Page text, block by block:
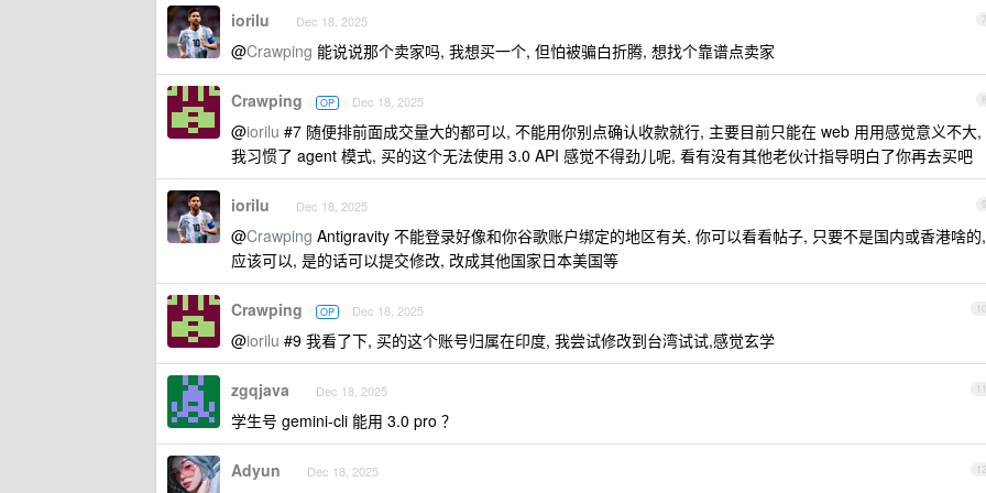
7
iorilu Dec 18, 2025
@Crawping 能说说那个卖家吗, 我想买一个, 但怕被骗白折腾, 想找个靠谱点卖家
8
Crawping OP Dec 18, 2025
@iorilu #7 随便排前面成交量大的都可以, 不能用你别点确认收款就行, 主要目前只能在 web 用用感觉意义不大,
我习惯了 agent 模式, 买的这个无法使用 3.0 API 感觉不得劲儿呢, 看有没有其他老伙计指导明白了你再去买吧
9
iorilu Dec 18, 2025
@Crawping Antigravity 不能登录好像和你谷歌账户绑定的地区有关, 你可以看看帖子, 只要不是国内或香港啥的,
应该可以, 是的话可以提交修改, 改成其他国家日本美国等
10
Crawping OP Dec 18, 2025
@iorilu #9 我看了下, 买的这个账号归属在印度, 我尝试修改到台湾试试,感觉玄学
11
zgqjava Dec 18, 2025
学生号 gemini-cli 能用 3.0 pro ？
12
Adyun Dec 18, 2025